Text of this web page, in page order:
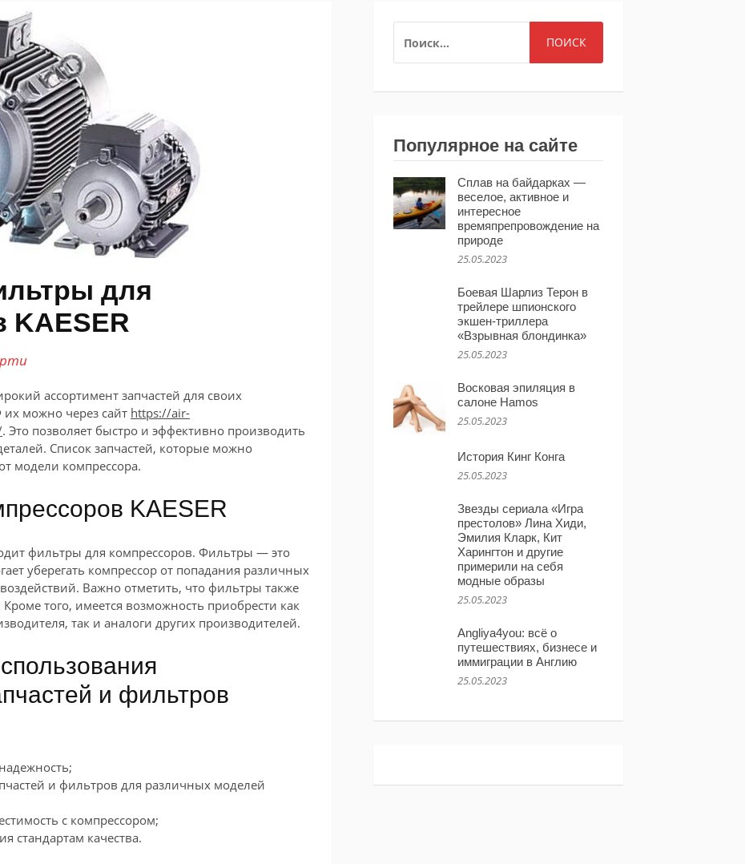
для
KAESER
ассортимент запчастей для своих
можно через сайт https://air-
. Это позволяет быстро и эффективно производить
Список запчастей, которые можно
модели компрессора.
KAESER
фильтры для компрессоров. Фильтры — это
уберегать компрессор от попадания различных
Важно отметить, что фильтры также
того, имеется возможность приобрести как
так и аналоги других производителей.
и фильтров
и фильтров для различных моделей
с компрессором;
стандартам качества.
Популярное на сайте
Сплав на байдарках —
веселое, активное и
интересное
времяпрепровождение на
природе
25.05.2023
Боевая Шарлиз Терон в
трейлере шпионского
экшен-триллера
«Взрывная блондинка»
25.05.2023
Восковая эпиляция в
салоне Hamos
25.05.2023
История Кинг Конга
25.05.2023
Звезды сериала «Игра
престолов» Лина Хиди,
Эмилия Кларк, Кит
Харингтон и другие
примерили на себя
модные образы
25.05.2023
Angliya4you: всё о
путешествиях, бизнесе и
иммиграции в Англию
25.05.2023